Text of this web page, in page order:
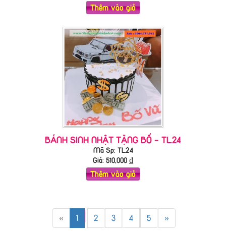
Thêm vào giỏ
BÁNH SINH NHẬT TẶNG BỐ - TL24
Mã Sp: TL24
Giá: 510,000₫
Thêm vào giỏ
« 1 2 3 4 5 »